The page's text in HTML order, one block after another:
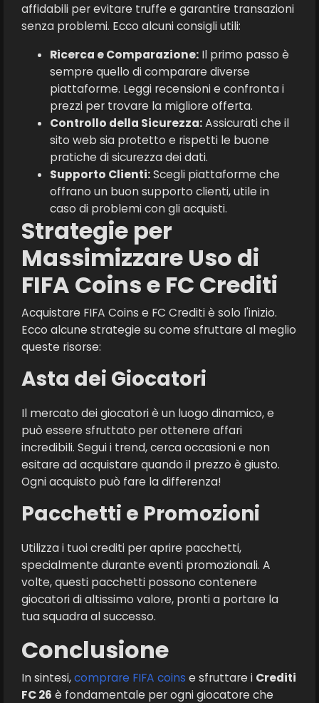
affidabili per evitare truffe e garantire transazioni
senza problemi. Ecco alcuni consigli utili:
Ricerca e Comparazione: Il primo passo è
sempre quello di comparare diverse
piattaforme. Leggi recensioni e confronta i
prezzi per trovare la migliore offerta.
Controllo della Sicurezza:Assicurati che il
sito web sia protetto e rispetti le buone
pratiche di sicurezza dei dati.
Supporto Clienti:Scegli piattaforme che
offrano un buon supporto clienti, utile in
caso di problemi con gli acquisti.
Strategie per
Massimizzare Uso di
FIFA Coins e FC Crediti
Acquistare FIFA Coins e FC Crediti è solo l'inizio.
Ecco alcune strategie su come sfruttare al meglio
queste risorse:
Asta dei Giocatori
Il mercato dei giocatori è un luogo dinamico, e
può essere sfruttato per ottenere affari
incredibili. Segui i trend, cerca occasioni e non
esitare ad acquistare quando il prezzo è giusto.
Ogni acquisto può fare la differenza!
Pacchetti e Promozioni
Utilizza i tuoi crediti per aprire pacchetti,
specialmente durante eventi promozionali. A
volte, questi pacchetti possono contenere
giocatori di altissimo valore, pronti a portare la
tua squadra al successo.
Conclusione
In sintesi,comprare FIFA coins e sfruttare i Crediti
FC 26 è fondamentale per ogni giocatore che